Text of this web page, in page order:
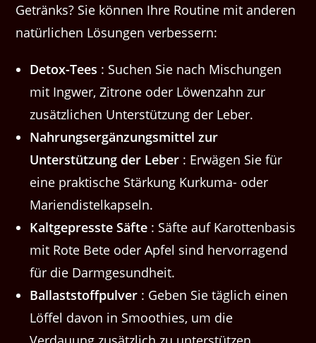
Getränks? Sie können Ihre Routine mit anderen
natürlichen Lösungen verbessern:
Detox-Tees : Suchen Sie nach Mischungen
mit Ingwer, Zitrone oder Löwenzahn zur
zusätzlichen Unterstützung der Leber.
Nahrungsergänzungsmittel zur
Unterstützung der Leber : Erwägen Sie für
eine praktische Stärkung Kurkuma- oder
Mariendistelkapseln.
Kaltgepresste Säfte : Säfte auf Karottenbasis
mit Rote Bete oder Apfel sind hervorragend
für die Darmgesundheit.
Ballaststoffpulver : Geben Sie täglich einen
Löffel davon in Smoothies, um die